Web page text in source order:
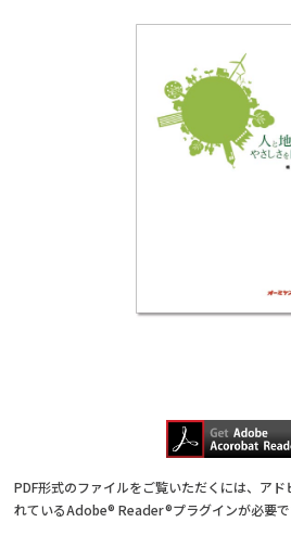
PDF形式のファイルをご覧いただくには、ア
れているAdobe® Reader®プラグインが必要で